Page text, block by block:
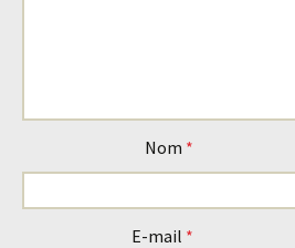
Nom *
E-mail *